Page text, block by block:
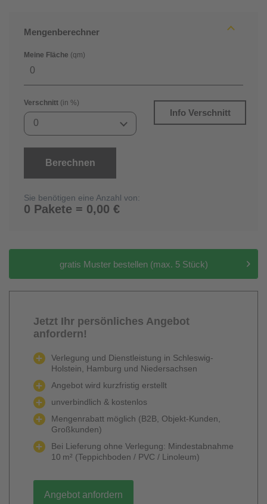
Mengenberechner
Meine Fläche (qm)
Verschnitt (in %)
0
Info Verschnitt
Berechnen
Sie benötigen eine Anzahl von:
0 Pakete = 0,00 €
gratis Muster bestellen (max. 5 Stück)
Jetzt Ihr persönliches Angebot
anfordern!
Verlegung und Dienstleistung in Schleswig-
Holstein, Hamburg und Niedersachsen
Angebot wird kurzfristig erstellt
unverbindlich & kostenlos
Mengenrabatt möglich (B2B, Objekt-Kunden,
Großkunden)
Bei Lieferung ohne Verlegung: Mindestabnahme
10 m² (Teppichboden / PVC / Linoleum)
Angebot anfordern